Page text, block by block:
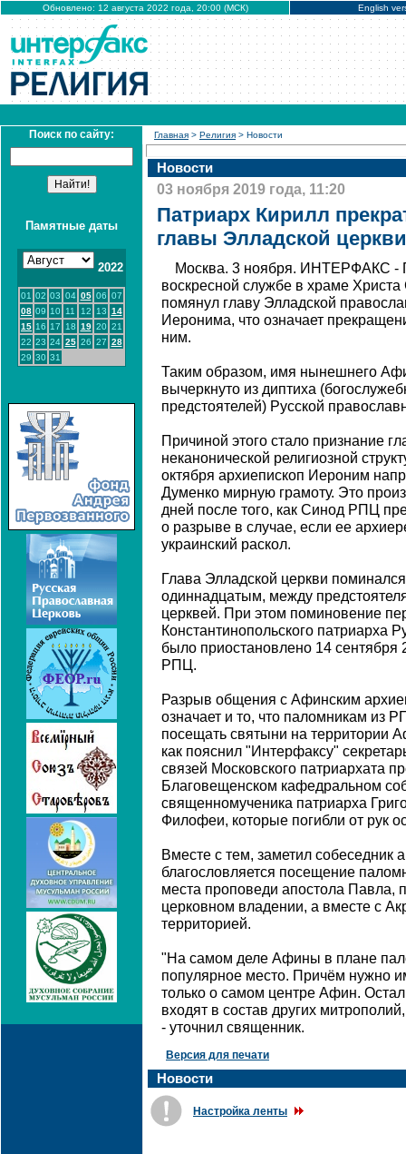
Обновлено: 12 августа 2022 года, 20:00 (МСК) English
Поиск по сайту:
Памятные даты
2022
01 02 03 04 05 06 07
08 09 10 11 12 13 14
15 16 17 18 19 20 21
22 23 24 25 26 27 28
29 30 31
Главная > Религия > Новости
Новости
03 ноября 2019 года, 11:20
Патриарх Кирилл
главы Элладской церкви
Москва. 3 ноября. ИНТЕРФАКС -
воскресной службе в храме
помянул главу Элладской
Иеронима, что означает
ним.
Таким образом, имя нынешнего
вычеркнуто из диптиха
предстоятелей) Русской
Причиной этого стало признание
неканонической религиозной
октября архиепископ Иероним
Думенко мирную грамоту. Это
дней после того, как Синод РПЦ
о разрыве в случае, если ее
украинский раскол.
Глава Элладской церкви
одиннадцатым, между
церквей. При этом поминовение
Константинопольского патриарха
было приостановлено 14
РПЦ.
Разрыв общения с Афинским
означает и то, что паломникам из
посещать святыни на территории
как пояснил "Интерфаксу"
связей Московского патриархата
Благовещенском кафедральном
священномученика патриарха
Филофеи, которые погибли от рук
Вместе с тем, заметил собеседник
благословляется посещение
места проповеди апостола Павла,
церковном владении, а вместе с
территорией.
"На самом деле Афины в плане
популярное место. Причём нужно
только о самом центре Афин.
входят в состав других
- уточнил священник.
Версия для печати
Новости
Настройка ленты